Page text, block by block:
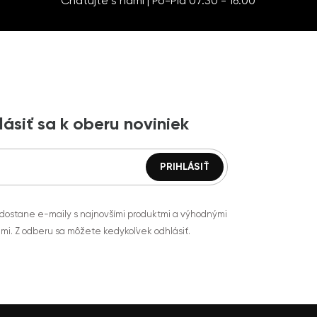
sa k oberu noviniek
e-maily s najnovšími produktmi a výhodnými
Z odberu sa môžete kedykoľvek odhlásiť.